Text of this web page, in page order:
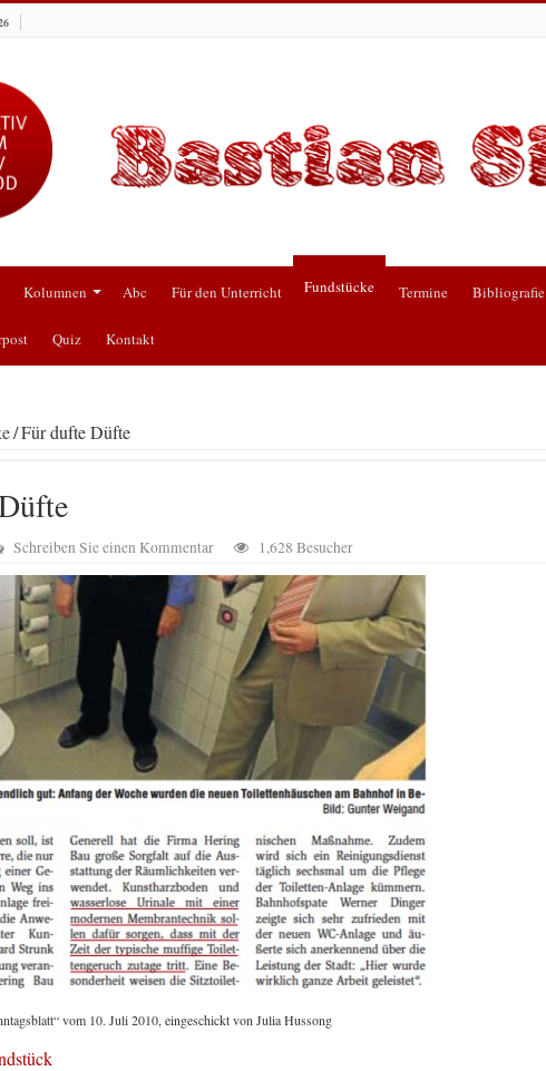
Kolumnen Abc Für den Unterricht Fundstücke Termine Bibliografie
Quiz Kontakt
/Für dufte Düfte
Schreiben Sie einen Kommentar 1,628 Besucher
vom 10. Juli 2010, eingeschickt von Julia Hussong